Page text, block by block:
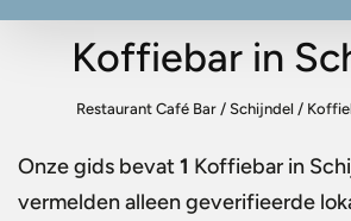
Koffiebar in
Restaurant Café Bar / Schijndel /
Onze gids bevat1 Koffiebar in
vermelden alleen geverifieerde